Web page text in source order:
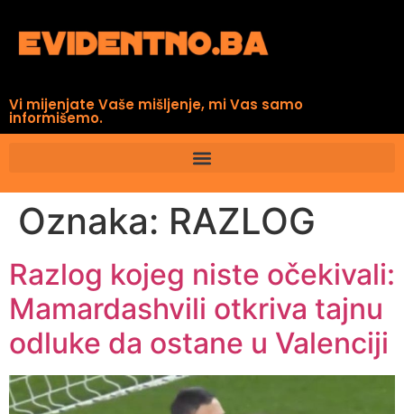
Vi mijenjate Vaše mišljenje, mi Vas samo
informišemo.
Oznaka: RAZLOG
Razlog kojeg niste očekivali:
Mamardashvili otkriva tajnu
odluke da ostane u Valenciji